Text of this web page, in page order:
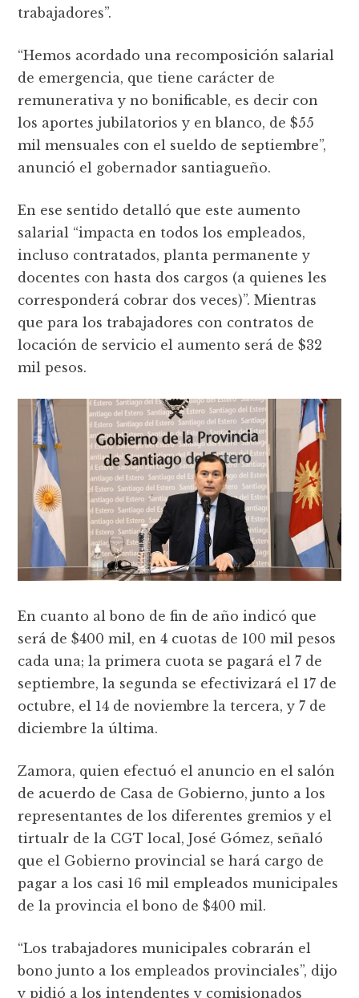
trabajadores”.
“Hemos acordado una recomposición salarial
de emergencia, que tiene carácter de
remunerativa y no bonificable, es decir con
los aportes jubilatorios y en blanco, de $55
mil mensuales con el sueldo de septiembre”,
anunció el gobernador santiagueño.
En ese sentido detalló que este aumento
salarial “impacta en todos los empleados,
incluso contratados, planta permanente y
docentes con hasta dos cargos (a quienes les
corresponderá cobrar dos veces)”. Mientras
que para los trabajadores con contratos de
locación de servicio el aumento será de $32
mil pesos.
En cuanto al bono de fin de año indicó que
será de $400 mil, en 4 cuotas de 100 mil pesos
cada una; la primera cuota se pagará el 7 de
septiembre, la segunda se efectivizará el 17 de
octubre, el 14 de noviembre la tercera, y 7 de
diciembre la última.
Zamora, quien efectuó el anuncio en el salón
de acuerdo de Casa de Gobierno, junto a los
representantes de los diferentes gremios y el
tirtualr de la CGT local, José Gómez, señaló
que el Gobierno provincial se hará cargo de
pagar a los casi 16 mil empleados municipales
de la provincia el bono de $400 mil.
“Los trabajadores municipales cobrarán el
bono junto a los empleados provinciales”, dijo
y pidió a los intendentes y comisionados